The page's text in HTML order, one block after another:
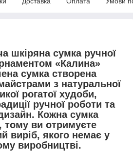
шкіряна сумка ручної
«Калина»
сумка створена
з натуральної
рогатої худоби,
ручної роботи та
. Кожна сумка
тому ви отримуєте
виріб, якого немає у
виробництві.